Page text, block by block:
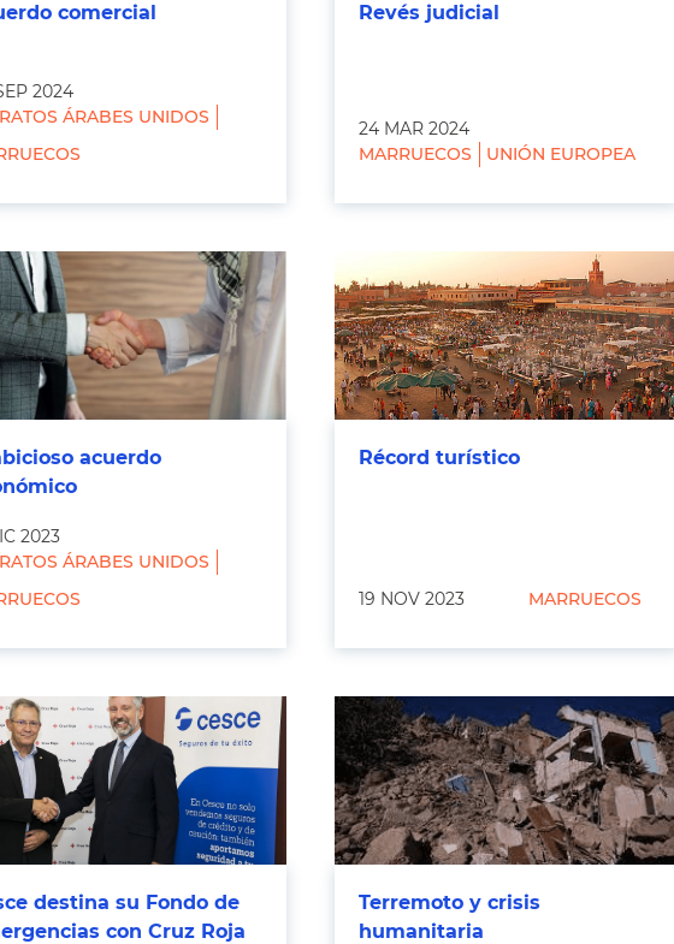
comercial
2024
ÁRABES UNIDOS
Revés judicial
24 MAR 2024
MARRUECOS
UNIÓN EUROPEA
acuerdo
2023
ÁRABES UNIDOS
Récord turístico
19 NOV 2023 MARRUECOS
destina su Fondo de
con Cruz Roja
Terremoto y crisis
humanitaria